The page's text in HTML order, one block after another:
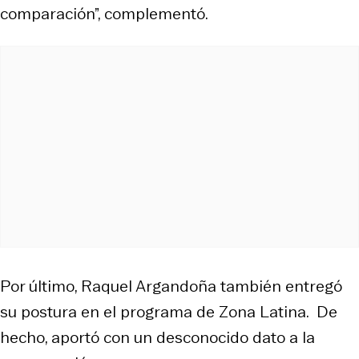
comparación”, complementó.
Por último, Raquel Argandoña también entregó
su postura en el programa de Zona Latina. De
hecho, aportó con un desconocido dato a la